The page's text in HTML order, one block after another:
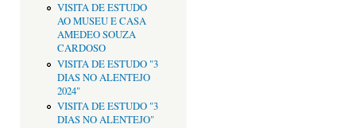
VISITA DE ESTUDO
AO MUSEU E CASA
AMEDEO SOUZA
CARDOSO
VISITA DE ESTUDO "3
DIAS NO ALENTEJO
2024"
VISITA DE ESTUDO "3
DIAS NO ALENTEJO"